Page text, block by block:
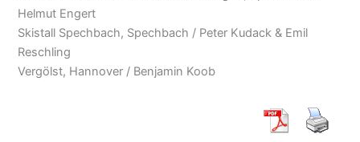
Helmut Engert
Skistall Spechbach, Spechbach / Peter Kudack & Emil
Reschling
Vergölst, Hannover / Benjamin Koob